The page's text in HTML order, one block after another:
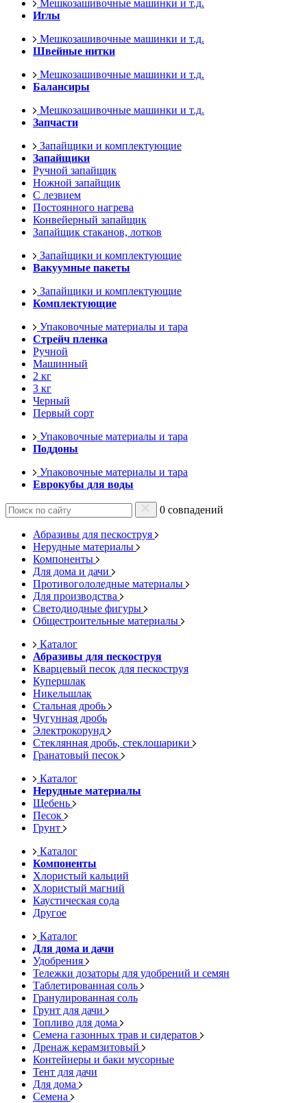
Мешкозашивочные машинки и т.д.
Иглы
Мешкозашивочные машинки и т.д.
Швейные нитки
Мешкозашивочные машинки и т.д.
Балансиры
Мешкозашивочные машинки и т.д.
Запчасти
Запайщики и комплектующие
Запайщики
Ручной запайщик
Ножной запайщик
С лезвием
Постоянного нагрева
Конвейерный запайщик
Запайщик стаканов, лотков
Запайщики и комплектующие
Вакуумные пакеты
Запайщики и комплектующие
Комплектующие
Упаковочные материалы и тара
Стрейч пленка
Ручной
Машинный
2 кг
3 кг
Черный
Первый сорт
Упаковочные материалы и тара
Поддоны
Упаковочные материалы и тара
Еврокубы для воды
0 совпадений
Абразивы для пескоструя
Нерудные материалы
Компоненты
Для дома и дачи
Противогололедные материалы
Для производства
Светодиодные фигуры
Общестроительные материалы
Каталог
Абразивы для пескоструя
Кварцевый песок для пескоструя
Купершлак
Никельшлак
Стальная дробь
Чугунная дробь
Электрокорунд
Стеклянная дробь, стеклошарики
Гранатовый песок
Каталог
Нерудные материалы
Щебень
Песок
Грунт
Каталог
Компоненты
Хлористый кальций
Хлористый магний
Каустическая сода
Другое
Каталог
Для дома и дачи
Удобрения
Тележки дозаторы для удобрений и семян
Таблетированная соль
Гранулированная соль
Грунт для дачи
Топливо для дома
Семена газонных трав и сидератов
Дренаж керамзитовый
Контейнеры и баки мусорные
Тент для дачи
Для дома
Семена